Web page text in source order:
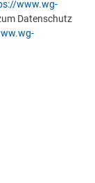
www.wg-
Datenschutz